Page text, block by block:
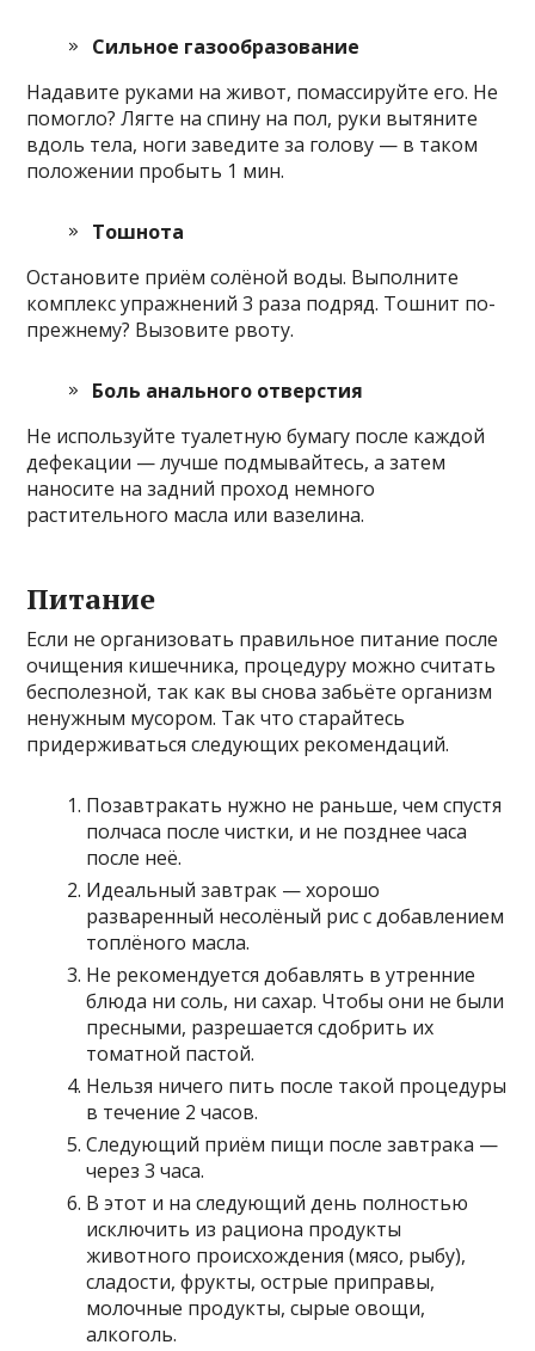
Сильное газообразование
Надавите руками на живот, помассируйте его. Не
помогло? Лягте на спину на пол, руки вытяните
вдоль тела, ноги заведите за голову — в таком
положении пробыть 1 мин.
Тошнота
Остановите приём солёной воды. Выполните
комплекс упражнений 3 раза подряд. Тошнит по-
прежнему? Вызовите рвоту.
Боль анального отверстия
Не используйте туалетную бумагу после каждой
дефекации — лучше подмывайтесь, а затем
наносите на задний проход немного
растительного масла или вазелина.
Питание
Если не организовать правильное питание после
очищения кишечника, процедуру можно считать
бесполезной, так как вы снова забьёте организм
ненужным мусором. Так что старайтесь
придерживаться следующих рекомендаций.
Позавтракать нужно не раньше, чем спустя
полчаса после чистки, и не позднее часа
после неё.
Идеальный завтрак — хорошо
разваренный несолёный рис с добавлением
топлёного масла.
Не рекомендуется добавлять в утренние
блюда ни соль, ни сахар. Чтобы они не были
пресными, разрешается сдобрить их
томатной пастой.
Нельзя ничего пить после такой процедуры
в течение 2 часов.
Следующий приём пищи после завтрака —
через 3 часа.
В этот и на следующий день полностью
исключить из рациона продукты
животного происхождения (мясо, рыбу),
сладости, фрукты, острые приправы,
молочные продукты, сырые овощи,
алкоголь.